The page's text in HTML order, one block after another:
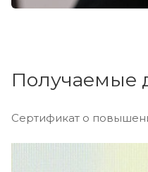
Получаемые
Сертификат о